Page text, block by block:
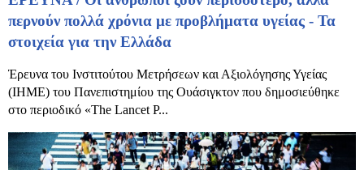
περνούν πολλά χρόνια με προβλήματα υγείας - Τα
στοιχεία για την Ελλάδα
Έρευνα του Ινστιτούτου Μετρήσεων και Αξιολόγησης Υγείας
(IHME) του Πανεπιστημίου της Ουάσιγκτον που δημοσιεύθηκε
στο περιοδικό «The Lancet P...